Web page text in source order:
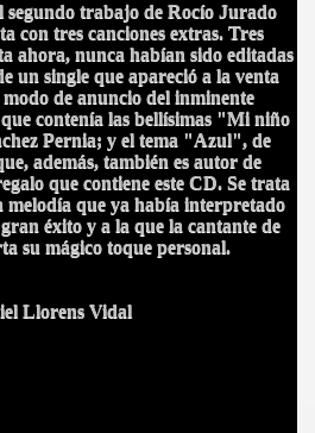
segundo trabajo de Rocío Jurado
con tres canciones extras. Tres
ahora, nunca habían sido editadas
un single que apareció a la venta
de anuncio del inminente
contenía las bellísimas "Mi niño
Pernia; y el tema "Azul", de
además, también es autor de
que contiene este CD. Se trata
melodía que ya había interpretado
éxito y a la que la cantante de
su mágico toque personal.
Llorens Vidal